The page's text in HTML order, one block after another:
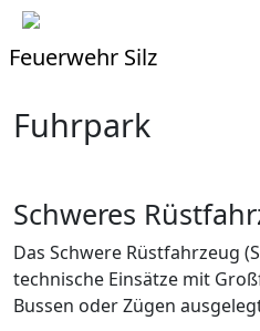
Feuerwehr Silz
Fuhrpark
Schweres
Das Schwere Rüstfahrzeug
technische Einsätze mit
Bussen oder Zügen